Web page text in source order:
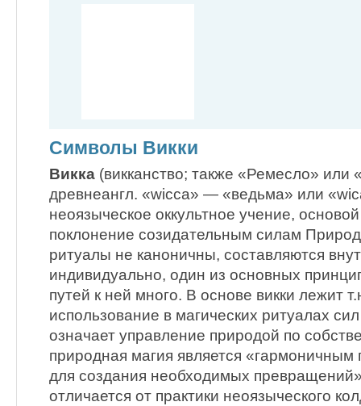
Символы Викки
Викка (викканство; также «Ремесло» или
древнеангл. «wicca» — «ведьма» или
неоязыческое оккультное учение,
поклонение созидательным силам
ритуалы не каноничны, составляются
индивидуально, один из основных
путей к ней много. В основе викки лежит
использование в магических ритуалах
означает управление природой по
природная магия является
для создания необходимых
отличается от практики неоязыческого